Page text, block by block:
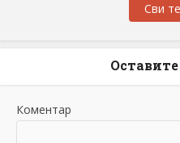
Сви
Коментар